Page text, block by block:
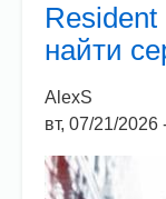
найти
AlexS
вт, 07/21/2026